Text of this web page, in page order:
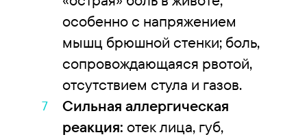
особенно с напряжением
мышц брюшной стенки; боль,
сопровождающаяся рвотой,
отсутствием стула и газов.
Сильная аллергическая
реакция: отек лица, губ,